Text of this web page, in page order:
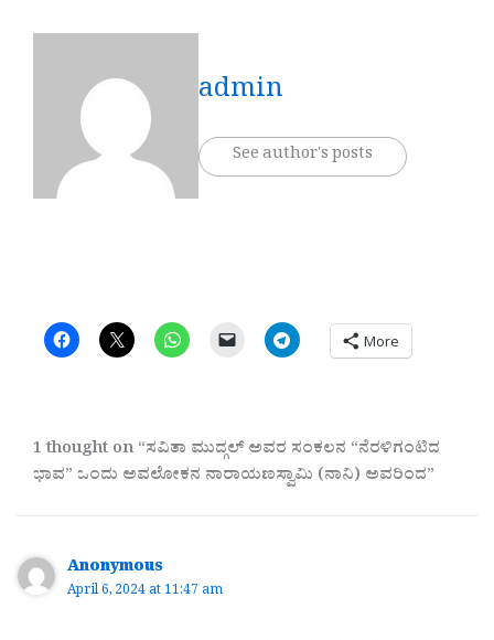
admin
See author's posts
More
1 thought on “ಸವಿತಾ ಮುದ್ಗಲ್ ಅವರ ಸಂಕಲನ “ನೆರಳಿಗಂಟಿದ
ಭಾವ” ಒಂದು ಅವಲೋಕನ ನಾರಾಯಣಸ್ವಾಮಿ (ನಾನಿ) ಅವರಿಂದ”
Anonymous
April 6, 2024 at 11:47 am